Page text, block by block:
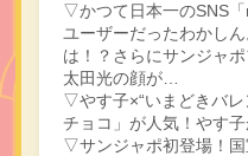
▽かつて日本一のSNS
ユーザーだったわかし
は！？さらにサンジャ
太田光の顔が…
▽やす子×“いまどきバレ
チョコ」が人気！やす
▽サンジャポ初登場！